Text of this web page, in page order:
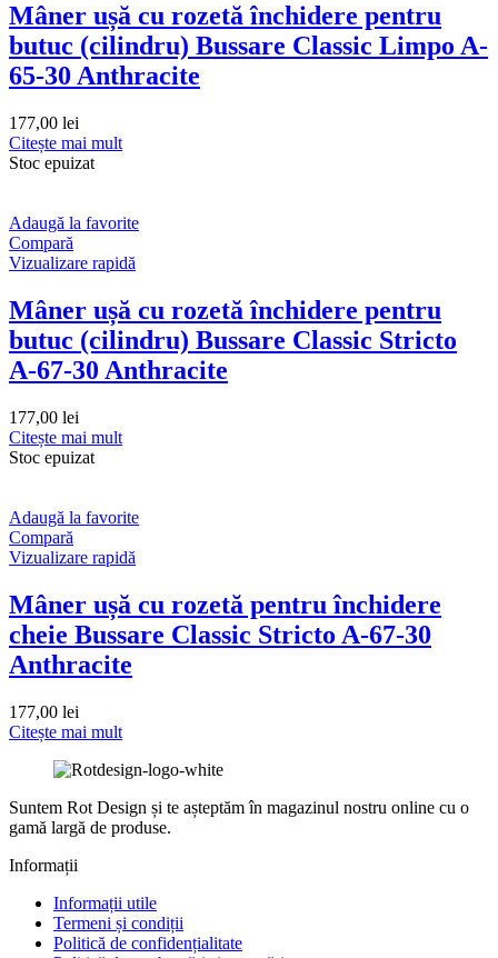
Mâner ușă cu rozetă închidere pentru
butuc (cilindru) Bussare Classic Limpo A-
65-30 Anthracite
177,00 lei
Citește mai mult
Stoc epuizat
Adaugă la favorite
Compară
Vizualizare rapidă
Mâner ușă cu rozetă închidere pentru
butuc (cilindru) Bussare Classic Stricto
A-67-30 Anthracite
177,00 lei
Citește mai mult
Stoc epuizat
Adaugă la favorite
Compară
Vizualizare rapidă
Mâner ușă cu rozetă pentru închidere
cheie Bussare Classic Stricto A-67-30
Anthracite
177,00 lei
Citește mai mult
Suntem Rot Design și te așteptăm în magazinul nostru online cu o
gamă largă de produse.
Informații
Informații utile
Termeni și condiții
Politică de confidențialitate